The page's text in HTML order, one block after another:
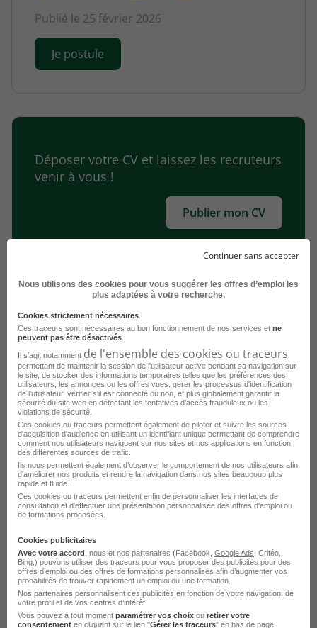
Publié le 25 février 2026
Je postule
Déposer votre CV et laissez les recruteurs
venir à vous !
Publier mon CV
Aide Ménager - Aide Ménagère H/F
Arcachon - 33 CDI
France Travail
Publié le 9 septembre 2025
Je postule
Employé - Employée de Ménage H/F
Continuer sans accepter
Nous utilisons des cookies pour vous suggérer les offres d’emploi les
plus adaptées à votre recherche.
Cookies strictement nécessaires
Ces traceurs sont nécessaires au bon fonctionnement de nos services et ne
peuvent pas être désactivés
Il s'agit notamment de l'ensemble des cookies ou traceurs
permettant de maintenir la session de l'utilisateur active pendant sa navigation sur
le site, de stocker des informations temporaires telles que les préférences des
utilisateurs, les annonces ou les offres vues, gérer les processus d'identification
de l'utilisateur, vérifier s'il est connecté ou non, et plus globalement garantir la
sécurité du site web en détectant les tentatives d'accès frauduleux ou les
violations de sécurité.
Ces cookies ou traceurs permettent également de piloter et suivre les sources
d'acquisition d'audience en utilisant un identifiant unique permettant de comprendre
comment nos utilisateurs naviguent sur nos sites et nos applications en fonction
des différentes sources de trafic.
Ils nous permettent également d’observer le comportement de nos utilisateurs afin
d'améliorer nos produits et rendre la navigation dans nos sites beaucoup plus
rapide et fluide.
Ces cookies ou traceurs permettent enfin de personnaliser les interfaces de
consultation et d'effectuer une présentation personnalisée des offres d'emploi ou
de formations proposées.
Cookies publicitaires
Avec votre accord , nous et nos partenaires (Facebook, Google Ads , Critéo,
Bing,) pouvons utiliser des traceurs pour vous proposer des publicités pour des
offres d’emploi ou des offres de formations personnalisés afin d’augmenter vos
probabilités de trouver rapidement un emploi ou une formation.
Nos partenaires personnalisent ces publicités en fonction de votre navigation, de
votre profil et de vos centres d’intérêt.
Vous pouvez à tout moment paramétrer vos choix ou retirer votre
consentement en cliquant sur le lien "Gérer les traceurs" en bas de page.